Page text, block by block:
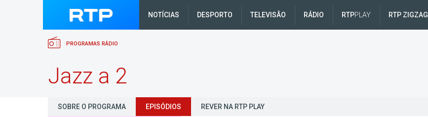
NOTÍCIAS DESPORTO TELEVISÃO RÁDIO RTPPLAY RTP ZIGZAG
PROGRAMAS RÁDIO
Jazz a 2
SOBRE O PROGRAMA EPISÓDIOS REVER NA RTP PLAY